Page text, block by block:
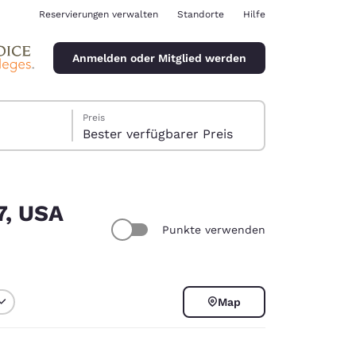
Reservierungen verwalten Standorte Hilfe
Anmelden oder Mitglied werden
Preis
Bester verfügbarer Preis
USA
Punkte verwenden
Map